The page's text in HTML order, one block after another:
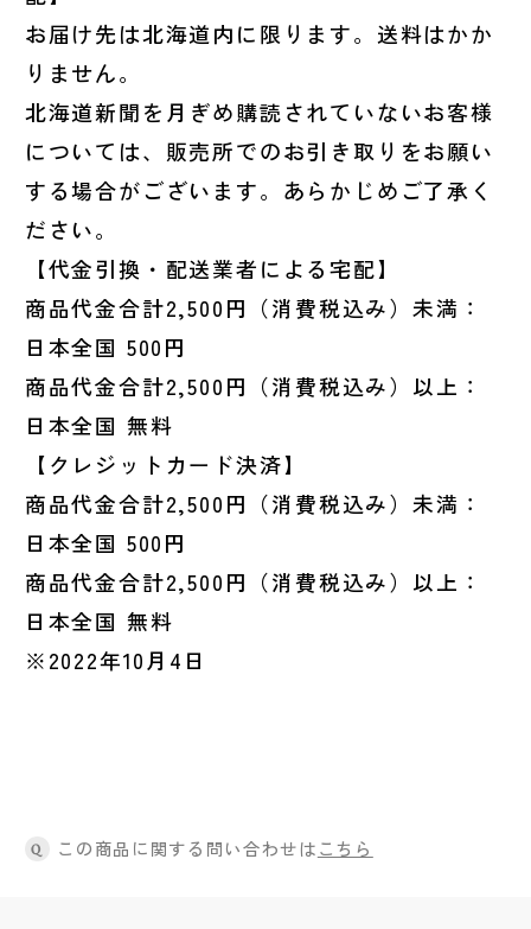
お届け先は北海道内に限ります。送料はかか
りません。
北海道新聞を月ぎめ購読されていないお客様
については、販売所でのお引き取りをお願い
する場合がございます。あらかじめご了承く
ださい。
【代金引換・配送業者による宅配】
商品代金合計2,500円（消費税込み）未満：
日本全国 500円
商品代金合計2,500円（消費税込み）以上：
日本全国 無料
【クレジットカード決済】
商品代金合計2,500円（消費税込み）未満：
日本全国 500円
商品代金合計2,500円（消費税込み）以上：
日本全国 無料
※2022年10月4日
Q この商品に関する問い合わせはこちら